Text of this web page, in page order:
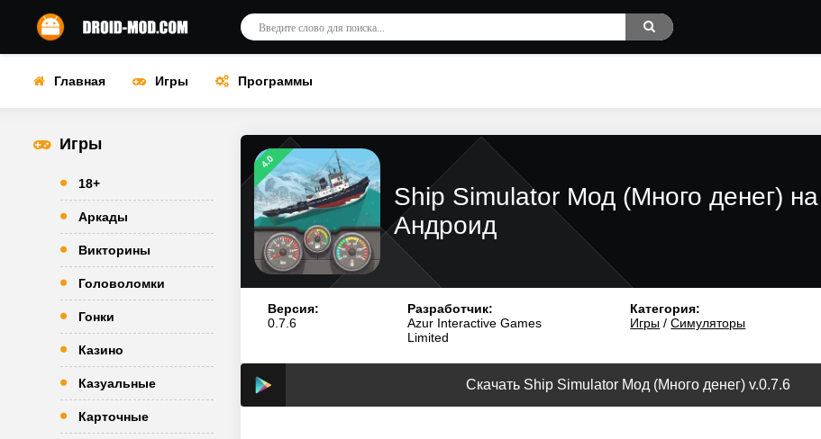
Главная Игры Программы
Игры
18+
Аркады
Викторины
Головоломки
Гонки
Казино
Казуальные
Карточные
4.0
Ship Simulator Мод (Много денег) на
Андроид
Версия:
0.7.6
Разработчик:
Azur Interactive Games
Limited
Категория:
Игры /Симуляторы
Скачать Ship Simulator Мод (Много денег) v.0.7.6